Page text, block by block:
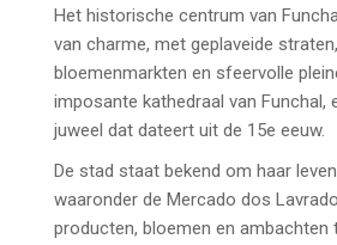
Het historische centrum van
van charme, met geplaveide
bloemenmarkten en sfeervolle
imposante kathedraal van Funchal,
juweel dat dateert uit de 15e eeuw.
De stad staat bekend om haar
waaronder de Mercado dos
producten, bloemen en ambachten